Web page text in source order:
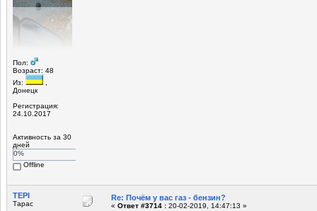
Пол:
Возраст: 48
Из:
Донецк
Регистрация:
24.10.2017
Активность за 30
дней
0%
Offline
ТЕРІ
Тарас
Re: Почём у вас газ - бензин?
« Ответ #3714 : 20-02-2019, 14:47:13 »